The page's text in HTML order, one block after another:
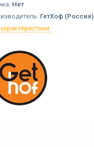
Нет
ГетХоф (Россия)